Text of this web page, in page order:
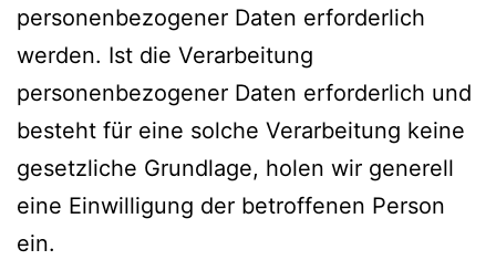
personenbezogener Daten erforderlich
werden. Ist die Verarbeitung
personenbezogener Daten erforderlich und
besteht für eine solche Verarbeitung keine
gesetzliche Grundlage, holen wir generell
eine Einwilligung der betroffenen Person
ein.